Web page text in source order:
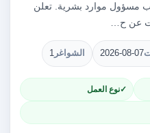
مسؤول موارد بشرية. تعلن
عن ح…
2026-08-07 الشواغر 1
نوع العمل